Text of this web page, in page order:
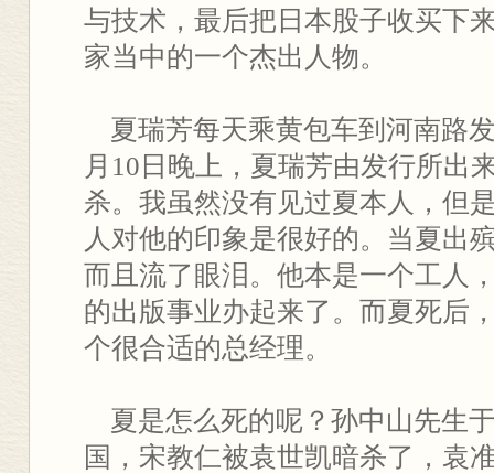
与技术，最后把日本股子收买下
家当中的一个杰出人物。
夏瑞芳每天乘黄包车到河南路
月10日晚上，夏瑞芳由发行所出
杀。我虽然没有见过夏本人，但
人对他的印象是很好的。当夏出
而且流了眼泪。他本是一个工人
的出版事业办起来了。而夏死后
个很合适的总经理。
夏是怎么死的呢？孙中山先生
国，宋教仁被袁世凯暗杀了，袁